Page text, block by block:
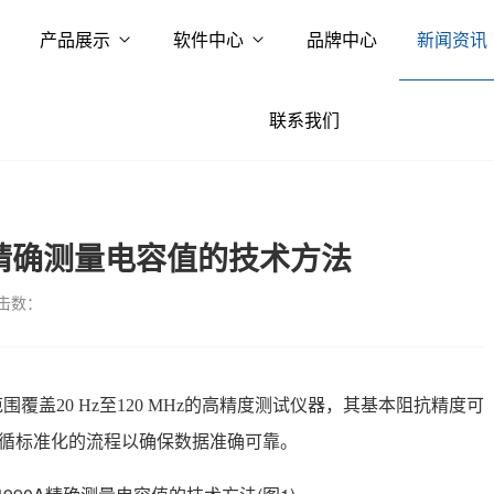
产品展示 软件中心 品牌中心 新闻资讯
联系我们
测量电容值的技术方法
数：
覆盖20 Hz至120 MHz的高精度测试仪器，其基本阻抗精度可
标准化的流程以确保数据准确可靠。